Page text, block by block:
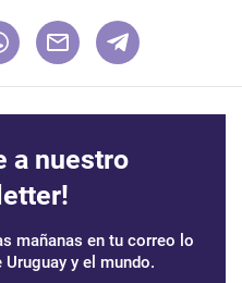
a nuestro
mañanas en tu correo lo
y el mundo.